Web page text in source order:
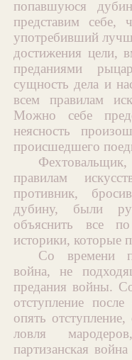
попавшуюся
представим себе,
употребивший
достижения цели,
преданиями
сущность дела и
всем правилам
Можно себе
неясность
происшедшего
правилам
противник,
дубину, были
объяснить все
историки, которые
Со времени
война, не
предания войны.
отступление
опять
ловля
партизанская